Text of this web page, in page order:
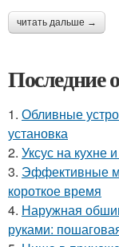
читать дальше →
Последние
1. Обливные
установка
2. Уксус на кухне
3. Эффективные
короткое время
4. Наружная
руками: